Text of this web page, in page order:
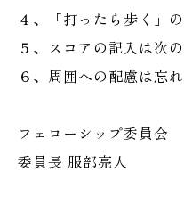
４、「打ったら歩く」
５、スコアの記入は次
６、周囲への配慮は忘
フェローシップ委員会
委員長 服部亮人